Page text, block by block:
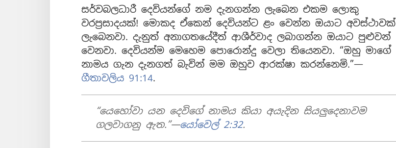
සර්වබලධාරී දෙවියන්ගේ නම දැනගන්න ලැබෙන එකම ලොකු
වරප්‍රසාදයක්! මොකද ඒකෙන් දෙවියන්ට ළං වෙන්න ඔයාට අවස්ථාවක්
ලැබෙනවා. දැනුත් අනාගතයේදීත් ආශීර්වාද ලබාගන්න ඔයාට පුළුවන්
වෙනවා. දෙවියන්ම මෙහෙම පොරොන්දු වෙලා තියෙනවා. “ඔහු මාගේ
නාමය ගැන දැනගත් බැවින් මම ඔහුව ආරක්ෂා කරන්නෙමි.”—
ගීතාවලිය 91:14.
“යෙහෝවා යන දෙවිගේ නාමය කියා අයැදින සියලුදෙනාවම
ගලවාගනු ඇත.”—යෝවෙල් 2:32.